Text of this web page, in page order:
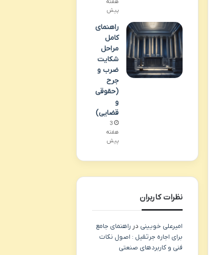
پیش
راهنمای
کامل
مراحل
شکایت
ضرب و
جرح
(حقوقی
و
قضایی)
3
هفته
پیش
نظرات کاربران
امیرعلی خویینی در راهنمای جامع
برای اجاره جرثقیل : اصول نکات
فنی و کاربردهای صنعتی